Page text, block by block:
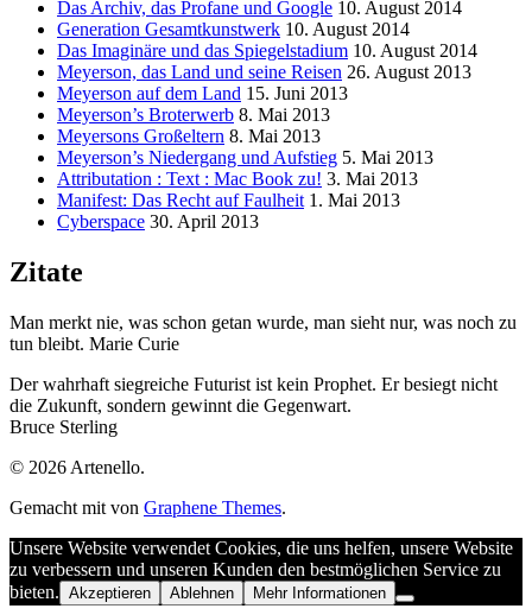
Das Archiv, das Profane und Google 10. August 2014
Generation Gesamtkunstwerk 10. August 2014
Das Imaginäre und das Spiegelstadium 10. August 2014
Meyerson, das Land und seine Reisen 26. August 2013
Meyerson auf dem Land 15. Juni 2013
Meyerson’s Broterwerb 8. Mai 2013
Meyersons Großeltern 8. Mai 2013
Meyerson’s Niedergang und Aufstieg 5. Mai 2013
Attributation : Text : Mac Book zu! 3. Mai 2013
Manifest: Das Recht auf Faulheit 1. Mai 2013
Cyberspace 30. April 2013
Zitate
Man merkt nie, was schon getan wurde, man sieht nur, was noch zu
tun bleibt. Marie Curie
Der wahrhaft siegreiche Futurist ist kein Prophet. Er besiegt nicht
die Zukunft, sondern gewinnt die Gegenwart.
Bruce Sterling
© 2026 Artenello.
Gemacht mit von Graphene Themes.
Unsere Website verwendet Cookies, die uns helfen, unsere Website
zu verbessern und unseren Kunden den bestmöglichen Service zu
bieten. Akzeptieren Ablehnen Mehr Informationen